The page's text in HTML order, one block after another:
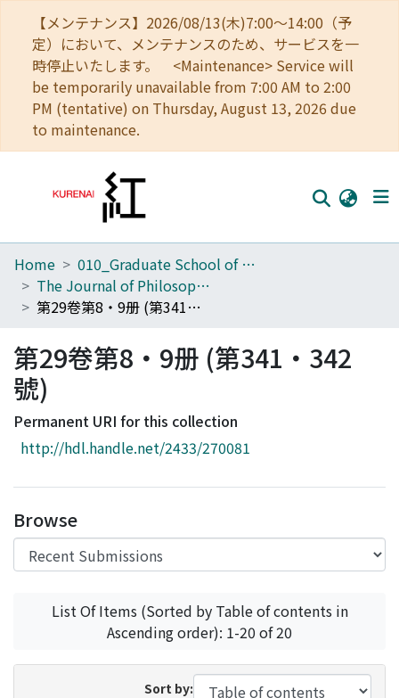
【メンテナンス】2026/08/13(木)7:00～14:00（予
定）において、メンテナンスのため、サービスを一
時停止いたします。 <Maintenance> Service will
be temporarily unavailable from 7:00 AM to 2:00
PM (tentative) on Thursday, August 13, 2026 due
to maintenance.
Home
Communities
Download Ranking
Access Statistics
Library Network
Home
010_Graduate School of Letters
The Journal of Philosophical Studies
第29卷第8・9册 (第341・342號)
第29卷第8・9册 (第341・342
號)
Permanent URI for this collection
http://hdl.handle.net/2433/270081
Browse
List Of Items (Sorted by Table of contents in
Ascending order): 1-20 of 20
Sort by: